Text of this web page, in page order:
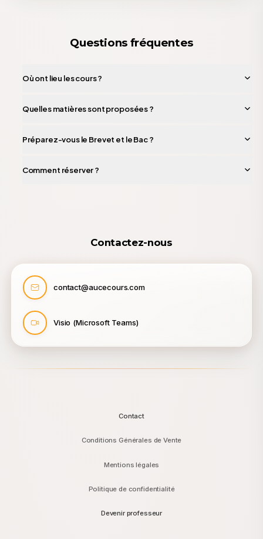
Questions fréquentes
Où ont lieu les cours ?
Quelles matières sont proposées ?
Préparez-vous le Brevet et le Bac ?
Comment réserver ?
Contactez-nous
contact@aucecours.com
Visio (Microsoft Teams)
Contact
Conditions Générales de Vente
Mentions légales
Politique de confidentialité
Devenir professeur